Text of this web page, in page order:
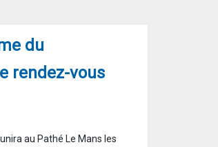
du
rendez-vous
au Pathé Le Mans les